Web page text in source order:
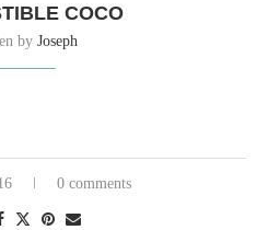
COCO
by Joseph
0 comments